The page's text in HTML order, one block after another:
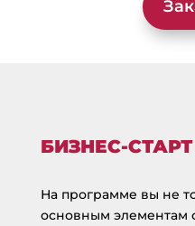
БИЗНЕС-СТАРТ
На программе вы не
основным элементам